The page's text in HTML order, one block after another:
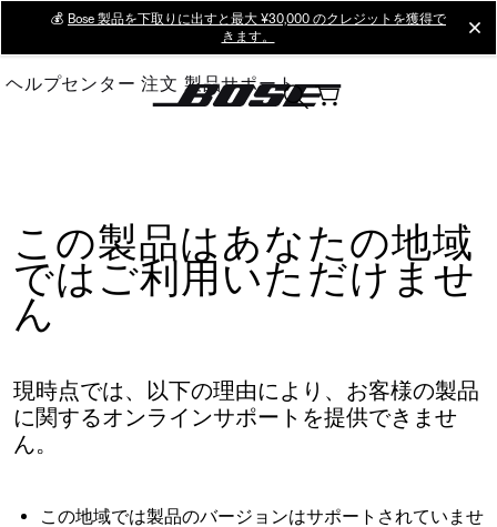
Main
💰 Bose 製品を下取りに出すと最大 ¥30,000 のクレジットを獲得で
きます。
ヘルプセンター 注文 製品サポート
この製品はあなたの地域
ではご利用いただけませ
ん
現時点では、以下の理由により、お客様の製品
に関するオンラインサポートを提供できませ
ん。
この地域では製品のバージョンはサポートされていませ